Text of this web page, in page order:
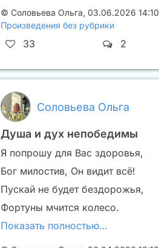
© Соловьева Ольга, 03.06.2026 14:10
Произведения без рубрики
33 2
Соловьева Ольга
Душа и дух непобедимы
Я попрошу для Вас здоровья,
Бог милостив, Он видит всё!
Пускай не будет бездорожья,
Фортуны мчится колесо.
Показать полностью…